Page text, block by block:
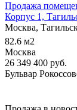
Продажа
Корпус 1,
Москва,
82.6 м2
Москва
26 349 400 руб.
Бульвар